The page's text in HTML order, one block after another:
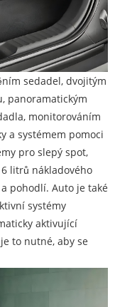
sedadel, dvojitým
panoramatickým
monitorováním
a systémem pomoci
pro slepý spot,
litrů nákladového
pohodlí. Auto je také
systémy
aktivující
to nutné, aby se